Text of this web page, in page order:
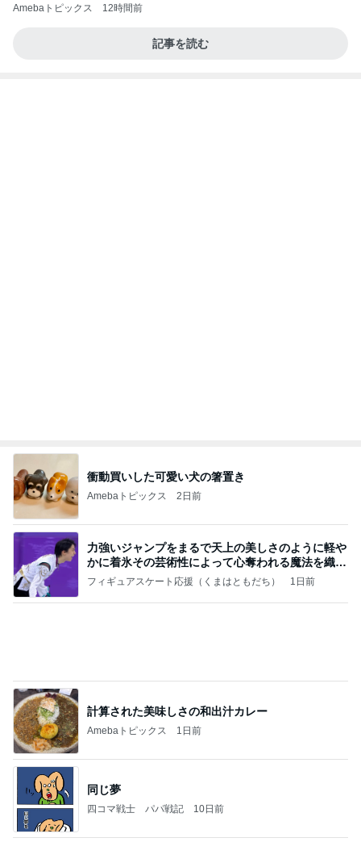
Amebaトピックス 12時間前
記事を読む
衝動買いした可愛い犬の箸置き
Amebaトピックス 2日前
力強いジャンプをまるで天上の美しさのように軽や
かに着氷その芸術性によって心奪われる魔法を織り
なす
フィギュアスケート応援（くまはともだち） 1日前
計算された美味しさの和出汁カレー
Amebaトピックス 1日前
同じ夢
四コマ戦士 パパ戦記 10日前